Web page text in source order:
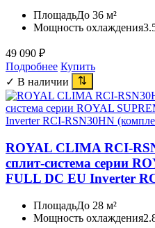
ПлощадьДо 36 м²
Мощность охлаждения
49 090 ₽
Подробнее Купить
✓ В наличии
ROYAL CLIMA RCI-
сплит-система серии
FULL DC EU Inverter
ПлощадьДо 28 м²
Мощность охлаждения